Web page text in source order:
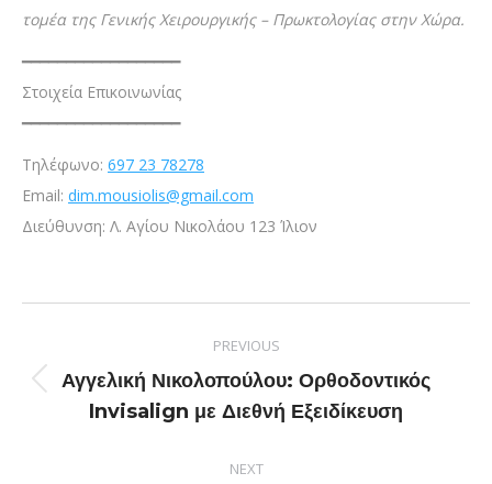
τομέα της Γενικής Χειρουργικής – Πρωκτολογίας στην Χώρα.
━━━━━━━━━━━━━━━━━━
Στοιχεία Επικοινωνίας
━━━━━━━━━━━━━━━━━━
Τηλέφωνο: 697 23 78278
Email: dim.mousiolis@gmail.com
Διεύθυνση: Λ. Αγίου Νικολάου 123 Ίλιον
PREVIOUS
Αγγελική Νικολοπούλου: Ορθοδοντικός
Invisalign με Διεθνή Εξειδίκευση
NEXT